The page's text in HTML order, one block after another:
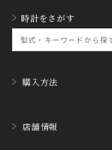
GLASHUTTE
L
グラスヒュッテ・オ
ナル
時計をさがす
購入方法
店舗情報